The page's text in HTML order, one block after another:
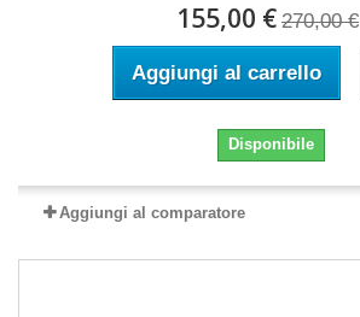
155,00 € 270,00 €
Aggiungi al carrello
Disponibile
Aggiungi al comparatore